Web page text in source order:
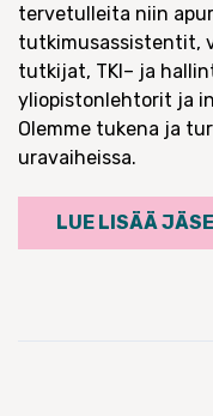
tervetulleita niin
tutkimusassistentit,
tutkijat, TKI– ja
yliopistonlehtorit ja
Olemme tukena ja
uravaiheissa.
LUE LISÄÄ